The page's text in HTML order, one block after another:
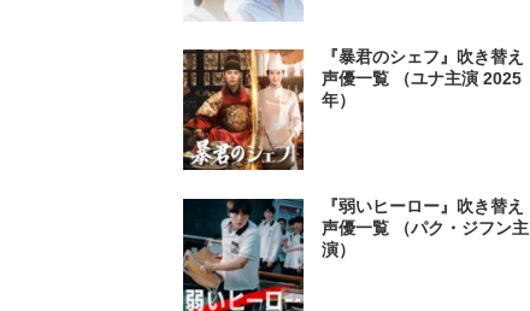
『暴君のシェフ』吹き替え
声優一覧 （ユナ主演 2025
年）
『弱いヒーロー』吹き替え
声優一覧 （パク・ジフン主
演）